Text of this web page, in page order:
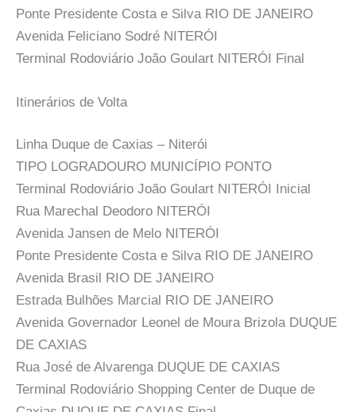
Ponte Presidente Costa e Silva RIO DE JANEIRO
Avenida Feliciano Sodré NITERÓI
Terminal Rodoviário João Goulart NITERÓI Final
Itinerários de Volta
Linha Duque de Caxias – Niterói
TIPO LOGRADOURO MUNICÍPIO PONTO
Terminal Rodoviário João Goulart NITERÓI Inicial
Rua Marechal Deodoro NITERÓI
Avenida Jansen de Melo NITERÓI
Ponte Presidente Costa e Silva RIO DE JANEIRO
Avenida Brasil RIO DE JANEIRO
Estrada Bulhões Marcial RIO DE JANEIRO
Avenida Governador Leonel de Moura Brizola DUQUE
DE CAXIAS
Rua José de Alvarenga DUQUE DE CAXIAS
Terminal Rodoviário Shopping Center de Duque de